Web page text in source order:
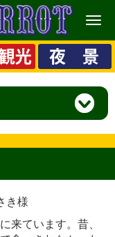
メ
ニ
ュ
ー
き様
ています。昔、